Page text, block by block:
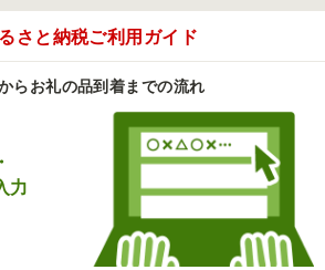
さと納税ご利用ガイド
らお礼の品到着までの流れ
力